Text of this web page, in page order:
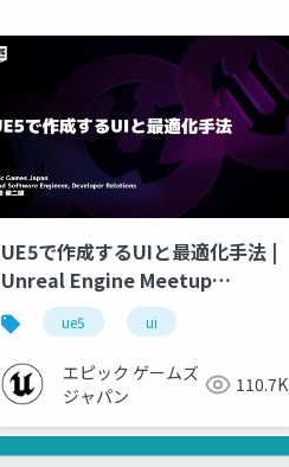
フロントエンド
UE5で作成するUIと最適化手法 |
Unreal Engine Meetup
Connect - Vol.5
ue5 ui
エピック ゲームズ
ジャパン
110.7K